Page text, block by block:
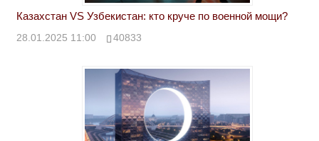
Казахстан VS Узбекистан: кто круче по военной мощи?
28.01.2025 11:00 40833